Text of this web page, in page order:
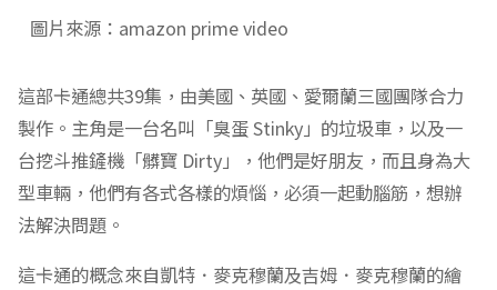
圖片來源：amazon prime video
這部卡通總共39集，由美國、英國、愛爾蘭三國團隊合力
製作。主角是一台名叫「臭蛋 Stinky」的垃圾車，以及一
台挖斗推鏟機「髒寶 Dirty」，他們是好朋友，而且身為大
型車輛，他們有各式各樣的煩惱，必須一起動腦筋，想辦
法解決問題。
這卡通的概念來自凱特．麥克穆蘭及吉姆．麥克穆蘭的繪